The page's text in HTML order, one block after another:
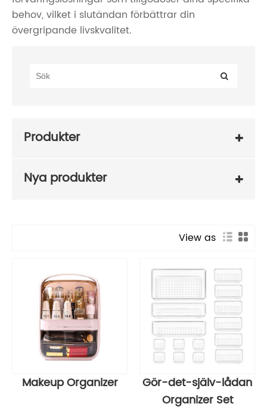
behov, vilket i slutändan förbättrar din
övergripande livskvalitet.
Produkter
Nya produkter
View as
Makeup Organizer
Gör-det-själv-lådan
Organizer Set